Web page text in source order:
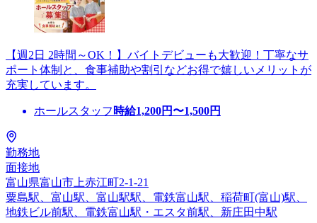
【週2日 2時間～OK！】バイトデビューも大歓迎！丁寧なサ
ポート体制と、食事補助や割引などお得で嬉しいメリットが
充実しています。
ホールスタッフ 時給1,200円〜1,500円
勤務地
面接地
富山県富山市上赤江町2-1-21
粟島駅、富山駅、富山駅駅、電鉄富山駅、稲荷町(富山)駅、
地鉄ビル前駅、電鉄富山駅・エスタ前駅、新庄田中駅